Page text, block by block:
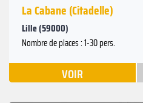
La Cabane (Citadelle)
Lille (59000)
Nombre de places : 1-30 pers.
VOIR